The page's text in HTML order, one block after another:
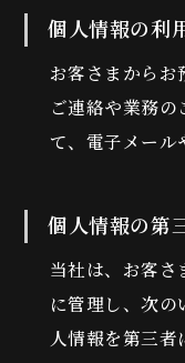
個人情報の利
お客さまからお
ご連絡や業務の
て、電子メール
個人情報の第
当社は、お客さ
に管理し、次の
人情報を第三者